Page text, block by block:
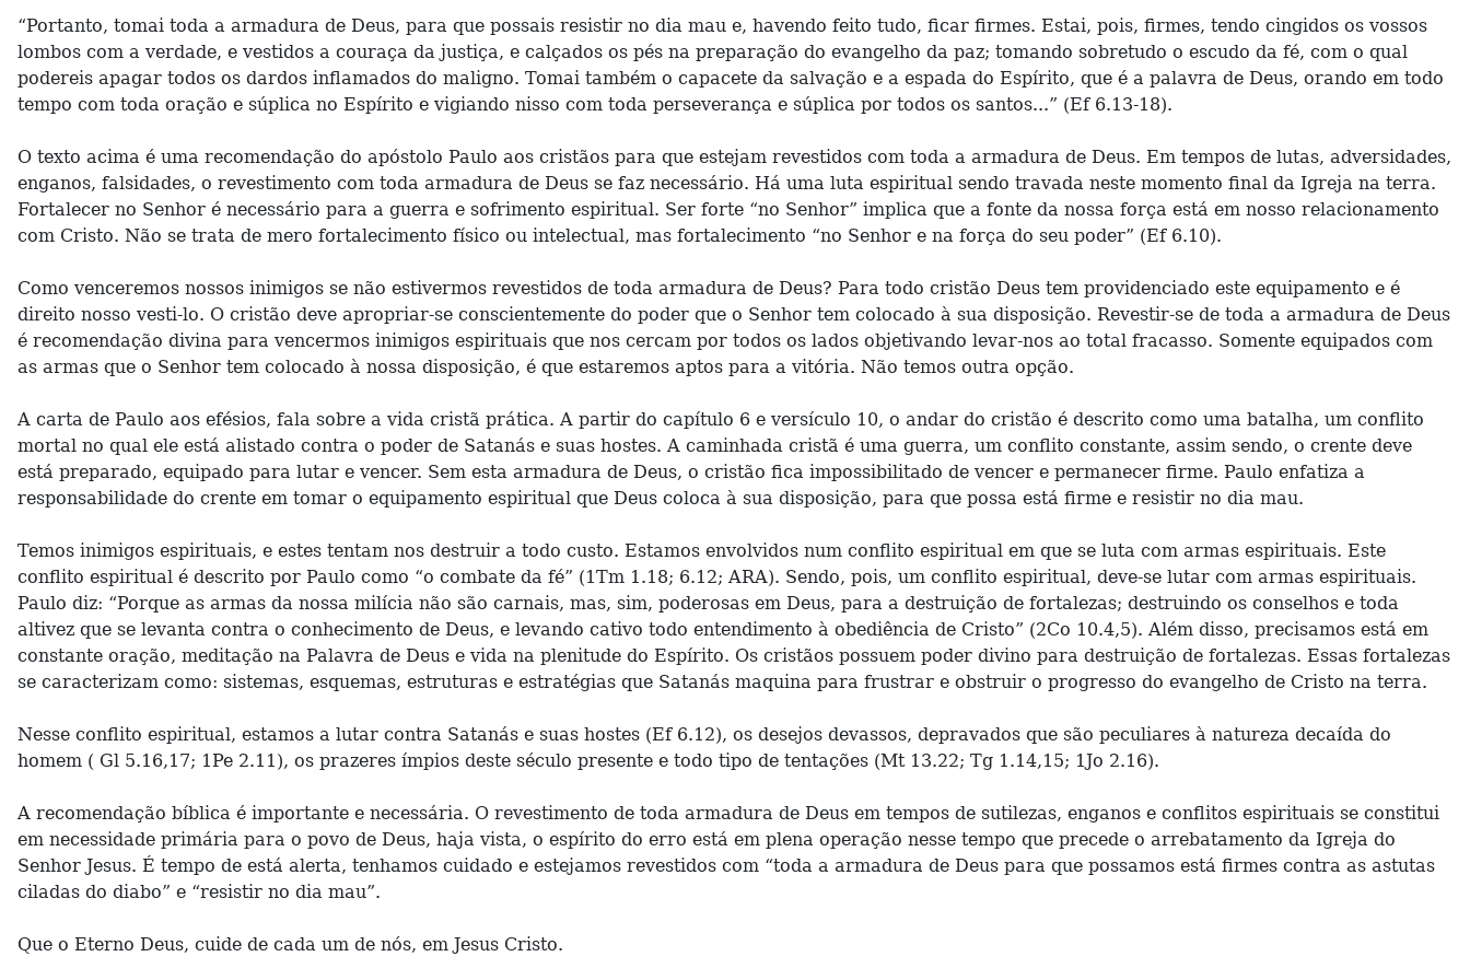
“Portanto, tomai toda a armadura de Deus, para que possais resistir no dia mau e, havendo feito tudo, ficar firmes. Estai, pois, firmes, tendo cingidos os vossos
lombos com a verdade, e vestidos a couraça da justiça, e calçados os pés na preparação do evangelho da paz; tomando sobretudo o escudo da fé, com o qual
podereis apagar todos os dardos inflamados do maligno. Tomai também o capacete da salvação e a espada do Espírito, que é a palavra de Deus, orando em todo
tempo com toda oração e súplica no Espírito e vigiando nisso com toda perseverança e súplica por todos os santos...” (Ef 6.13-18).
O texto acima é uma recomendação do apóstolo Paulo aos cristãos para que estejam revestidos com toda a armadura de Deus. Em tempos de lutas, adversidades,
enganos, falsidades, o revestimento com toda armadura de Deus se faz necessário. Há uma luta espiritual sendo travada neste momento final da Igreja na terra.
Fortalecer no Senhor é necessário para a guerra e sofrimento espiritual. Ser forte “no Senhor” implica que a fonte da nossa força está em nosso relacionamento
com Cristo. Não se trata de mero fortalecimento físico ou intelectual, mas fortalecimento “no Senhor e na força do seu poder” (Ef 6.10).
Como venceremos nossos inimigos se não estivermos revestidos de toda armadura de Deus? Para todo cristão Deus tem providenciado este equipamento e é
direito nosso vesti-lo. O cristão deve apropriar-se conscientemente do poder que o Senhor tem colocado à sua disposição. Revestir-se de toda a armadura de Deus
é recomendação divina para vencermos inimigos espirituais que nos cercam por todos os lados objetivando levar-nos ao total fracasso. Somente equipados com
as armas que o Senhor tem colocado à nossa disposição, é que estaremos aptos para a vitória. Não temos outra opção.
A carta de Paulo aos efésios, fala sobre a vida cristã prática. A partir do capítulo 6 e versículo 10, o andar do cristão é descrito como uma batalha, um conflito
mortal no qual ele está alistado contra o poder de Satanás e suas hostes. A caminhada cristã é uma guerra, um conflito constante, assim sendo, o crente deve
está preparado, equipado para lutar e vencer. Sem esta armadura de Deus, o cristão fica impossibilitado de vencer e permanecer firme. Paulo enfatiza a
responsabilidade do crente em tomar o equipamento espiritual que Deus coloca à sua disposição, para que possa está firme e resistir no dia mau.
Temos inimigos espirituais, e estes tentam nos destruir a todo custo. Estamos envolvidos num conflito espiritual em que se luta com armas espirituais. Este
conflito espiritual é descrito por Paulo como “o combate da fé” (1Tm 1.18; 6.12; ARA). Sendo, pois, um conflito espiritual, deve-se lutar com armas espirituais.
Paulo diz: “Porque as armas da nossa milícia não são carnais, mas, sim, poderosas em Deus, para a destruição de fortalezas; destruindo os conselhos e toda
altivez que se levanta contra o conhecimento de Deus, e levando cativo todo entendimento à obediência de Cristo” (2Co 10.4,5). Além disso, precisamos está em
constante oração, meditação na Palavra de Deus e vida na plenitude do Espírito. Os cristãos possuem poder divino para destruição de fortalezas. Essas fortalezas
se caracterizam como: sistemas, esquemas, estruturas e estratégias que Satanás maquina para frustrar e obstruir o progresso do evangelho de Cristo na terra.
Nesse conflito espiritual, estamos a lutar contra Satanás e suas hostes (Ef 6.12), os desejos devassos, depravados que são peculiares à natureza decaída do
homem ( Gl 5.16,17; 1Pe 2.11), os prazeres ímpios deste século presente e todo tipo de tentações (Mt 13.22; Tg 1.14,15; 1Jo 2.16).
A recomendação bíblica é importante e necessária. O revestimento de toda armadura de Deus em tempos de sutilezas, enganos e conflitos espirituais se constitui
em necessidade primária para o povo de Deus, haja vista, o espírito do erro está em plena operação nesse tempo que precede o arrebatamento da Igreja do
Senhor Jesus. É tempo de está alerta, tenhamos cuidado e estejamos revestidos com “toda a armadura de Deus para que possamos está firmes contra as astutas
ciladas do diabo” e “resistir no dia mau”.
Que o Eterno Deus, cuide de cada um de nós, em Jesus Cristo.